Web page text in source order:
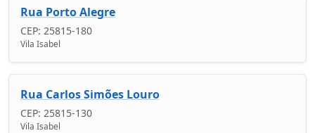
Rua Porto Alegre
CEP: 25815-180
Vila Isabel
Rua Carlos Simões Louro
CEP: 25815-130
Vila Isabel